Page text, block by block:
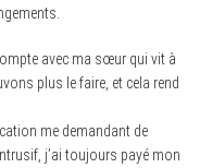
avec ma sœur qui vit à
plus le faire, et cela rend
me demandant de
j’ai toujours payé mon